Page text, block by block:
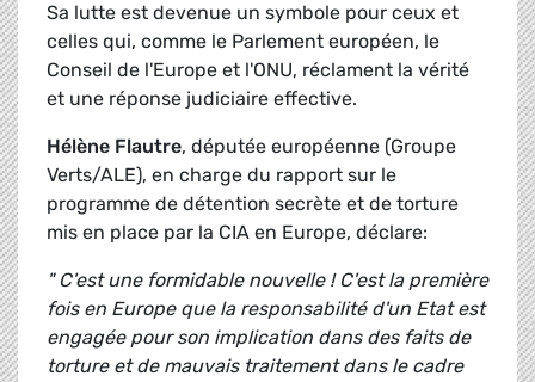
Sa lutte est devenue un symbole pour ceux et
celles qui, comme le Parlement européen, le
Conseil de l'Europe et l'ONU, réclament la vérité
et une réponse judiciaire effective.
Hélène Flautre, députée européenne (Groupe
Verts/ALE), en charge du rapport sur le
programme de détention secrète et de torture
mis en place par la CIA en Europe, déclare:
" C'est une formidable nouvelle ! C'est la première
fois en Europe que la responsabilité d'un Etat est
engagée pour son implication dans des faits de
torture et de mauvais traitement dans le cadre